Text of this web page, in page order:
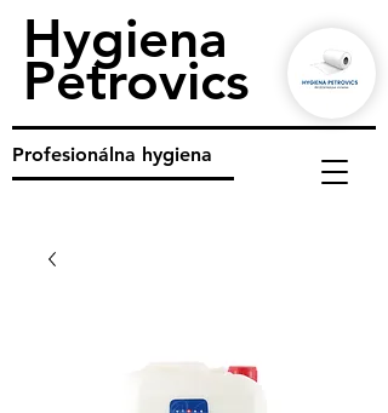
Profesionálna hygiena
Hygiena
Petrovics